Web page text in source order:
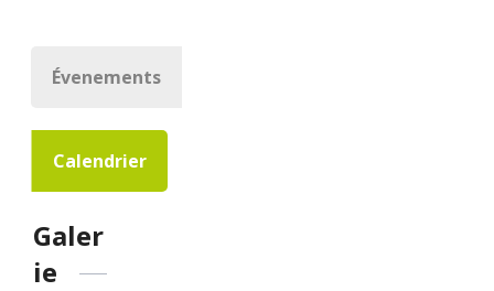
Évenements
Calendrier
Galer
ie